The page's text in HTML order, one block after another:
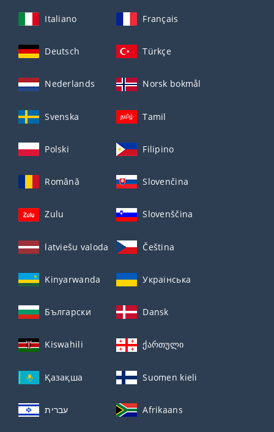
Italiano Français
Deutsch Türkçe
Nederlands Norsk bokmål
Svenska Tamil
Polski Filipino
Română Slovenčina
Zulu Slovenščina
latviešu valoda Čeština
Kinyarwanda Українська
Български Dansk
Kiswahili ქართული
Қазақша Suomen kieli
עברית Afrikaans